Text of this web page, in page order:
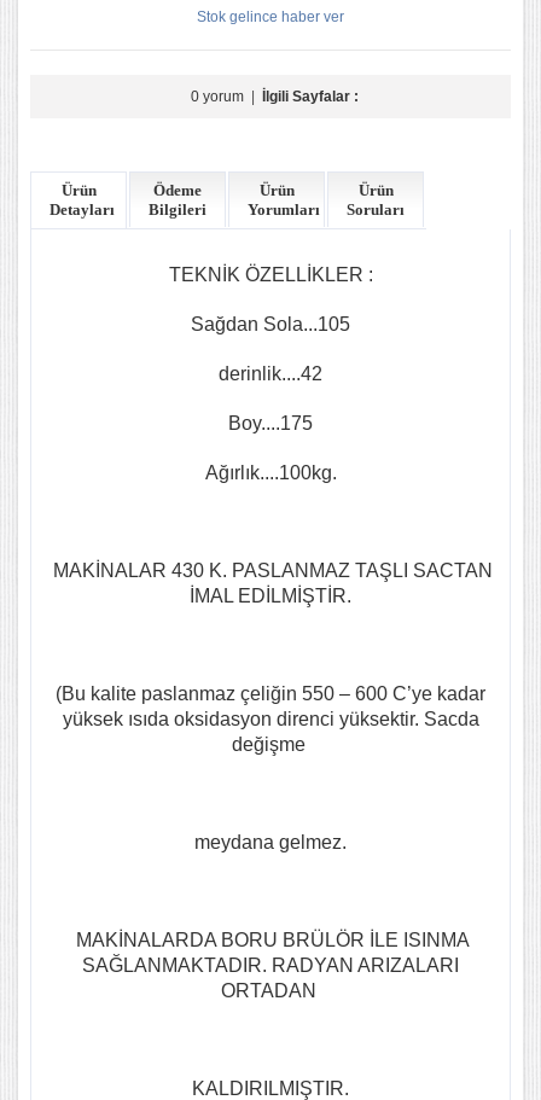
Stok gelince haber ver
0 yorum| İlgili Sayfalar :
Ürün
Detayları
Ödeme
Bilgileri
Ürün
Yorumları
Ürün
Soruları
TEKNİK ÖZELLİKLER :
Sağdan Sola...105
derinlik....42
Boy....175
Ağırlık....100kg.
MAKİNALAR 430 K. PASLANMAZ TAŞLI SACTAN
İMAL EDİLMİŞTİR.
(Bu kalite paslanmaz çeliğin 550 – 600 C’ye kadar
yüksek ısıda oksidasyon direnci yüksektir. Sacda
değişme
meydana gelmez.
MAKİNALARDA BORU BRÜLÖR İLE ISINMA
SAĞLANMAKTADIR. RADYAN ARIZALARI
ORTADAN
KALDIRILMIŞTIR.